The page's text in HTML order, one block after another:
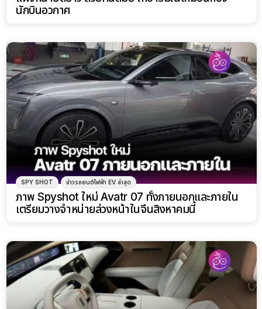
นักบินอวกาศ
SPY SHOT ข่าวรถยนต์ไฟฟ้า EV ล่าสุด
ภาพ Spyshot ใหม่ Avatr 07 ทั้งภายนอกและภายใน
เตรียมวางจำหน่ายล่วงหน้าในจีนสิงหาคมนี้